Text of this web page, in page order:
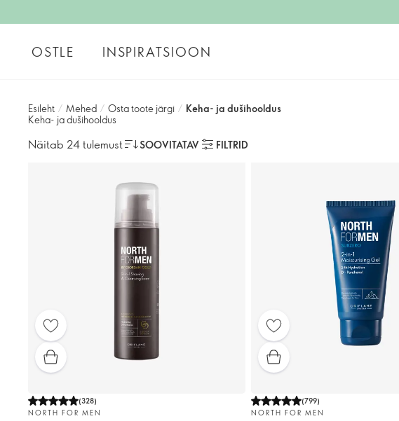
OSTLE INSPIRATSIOON
Esileht / Mehed / Osta toote järgi / Keha- ja dušihooldus
Keha- ja dušihooldus
Näitab 24 tulemust SOOVITATAV FILTRID
(328)
NORTH FOR MEN
(799)
NORTH FOR MEN